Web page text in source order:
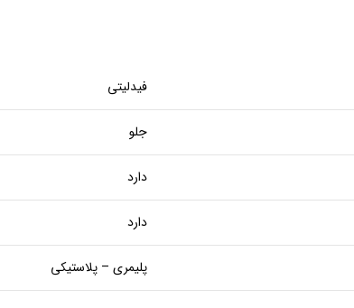
فیدلیتی
جلو
دارد
دارد
پلیمری – پلاستیکی